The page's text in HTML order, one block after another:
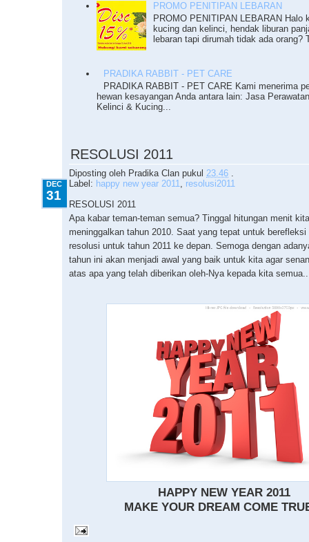
PROMO PENITIPAN LEBARAN
PROMO PENITIPAN LEBARAN Halo
kucing dan kelinci, hendak liburan
lebaran tapi dirumah tidak ada orang?
PRADIKA RABBIT - PET CARE
PRADIKA RABBIT - PET CARE Kami menerima
hewan kesayangan Anda antara lain: Jasa
Kelinci & Kucing...
RESOLUSI 2011
Diposting oleh Pradika Clan pukul 23.46 .
DEC
31
Label: happy new year 2011, resolusi2011
RESOLUSI 2011
Apa kabar teman-teman semua? Tinggal hitungan menit
meninggalkan tahun 2010. Saat yang tepat untuk berefleksi
resolusi untuk tahun 2011 ke depan. Semoga dengan
tahun ini akan menjadi awal yang baik untuk kita agar
atas apa yang telah diberikan oleh-Nya kepada kita semua..
HAPPY NEW YEAR 2011
MAKE YOUR DREAM COME